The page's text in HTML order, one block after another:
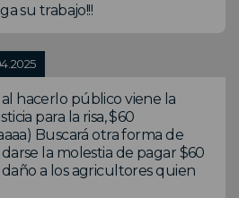
su trabajo!!!
al hacerlo público viene la
para la risa, $60
Buscará otra forma de
la molestia de pagar $60
a los agricultores quien